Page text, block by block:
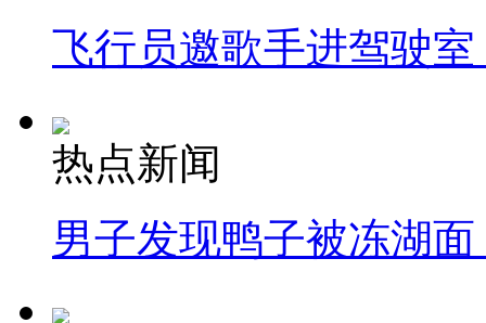
飞行员邀歌手进驾驶
热点新闻
男子发现鸭子被冻湖